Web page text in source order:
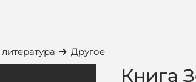
Другое
Книга